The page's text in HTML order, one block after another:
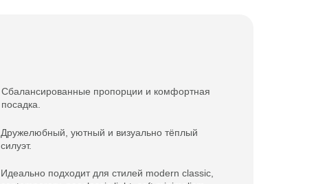
Идеально подходит для стилей modern classic,
Дружелюбный, уютный и визуально тёплый
силуэт.
Сбалансированные пропорции и комфортная
посадка.